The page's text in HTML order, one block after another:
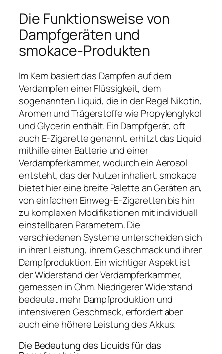
Die Funktionsweise von
Dampfgeräten und
smokace-Produkten
Im Kern basiert das Dampfen auf dem
Verdampfen einer Flüssigkeit, dem
sogenannten Liquid, die in der Regel Nikotin,
Aromen und Trägerstoffe wie Propylenglykol
und Glycerin enthält. Ein Dampfgerät, oft
auch E-Zigarette genannt, erhitzt das Liquid
mithilfe einer Batterie und einer
Verdampferkammer, wodurch ein Aerosol
entsteht, das der Nutzer inhaliert. smokace
bietet hier eine breite Palette an Geräten an,
von einfachen Einweg-E-Zigaretten bis hin
zu komplexen Modifikationen mit individuell
einstellbaren Parametern. Die
verschiedenen Systeme unterscheiden sich
in ihrer Leistung, ihrem Geschmack und ihrer
Dampfproduktion. Ein wichtiger Aspekt ist
der Widerstand der Verdampferkammer,
gemessen in Ohm. Niedrigerer Widerstand
bedeutet mehr Dampfproduktion und
intensiveren Geschmack, erfordert aber
auch eine höhere Leistung des Akkus.
Die Bedeutung des Liquids für das